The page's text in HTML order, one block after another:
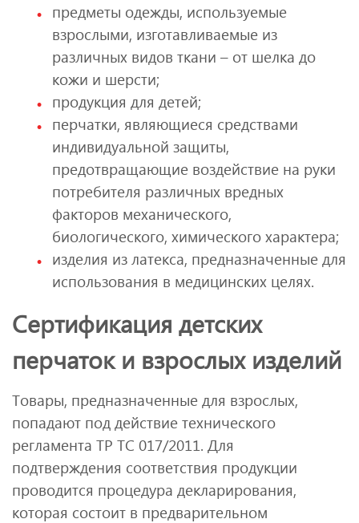
предметы одежды, используемые
взрослыми, изготавливаемые из
различных видов ткани – от шелка до
кожи и шерсти;
продукция для детей;
перчатки, являющиеся средствами
индивидуальной защиты,
предотвращающие воздействие на руки
потребителя различных вредных
факторов механического,
биологического, химического характера;
изделия из латекса, предназначенные для
использования в медицинских целях.
Сертификация детских
перчаток и взрослых изделий
Товары, предназначенные для взрослых,
попадают под действие технического
регламента ТР ТС 017/2011. Для
подтверждения соответствия продукции
проводится процедура декларирования,
которая состоит в предварительном